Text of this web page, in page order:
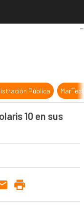
y da soporte a
Pública
10 en sus